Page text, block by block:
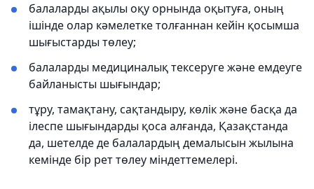
балаларды ақылы оқу орнында оқытуға, оның
ішінде олар кәмелетке толғаннан кейін қосымша
шығыстарды төлеу;
балаларды медициналық тексеруге және емдеуге
байланысты шығындар;
тұру, тамақтану, сақтандыру, көлік және басқа да
ілеспе шығындарды қоса алғанда, Қазақстанда
да, шетелде де балалардың демалысын жылына
кемінде бір рет төлеу міндеттемелері.